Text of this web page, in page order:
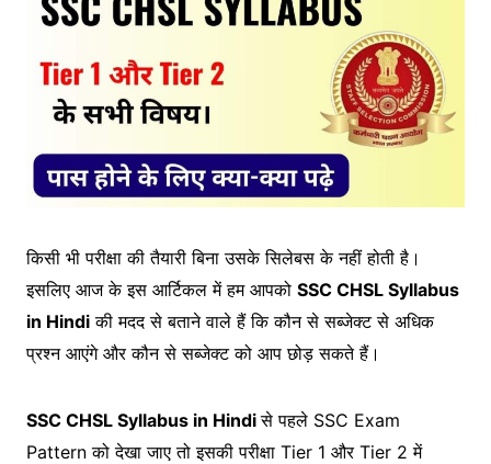
किसी भी परीक्षा की तैयारी बिना उसके सिलेबस के नहीं होती है।
इसलिए आज के इस आर्टिकल में हम आपको SSC CHSL Syllabus
in Hindi की मदद से बताने वाले हैं कि कौन से सब्जेक्ट से अधिक
प्रश्न आएंगे और कौन से सब्जेक्ट को आप छोड़ सकते हैं।
SSC CHSL Syllabus in Hindiसे पहले SSC Exam
Pattern को देखा जाए तो इसकी परीक्षा Tier 1 और Tier 2 में